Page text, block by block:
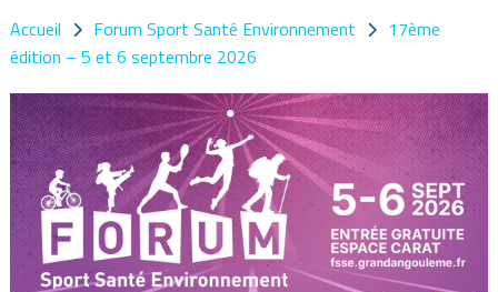
Accueil Forum Sport Santé Environnement
17ème
édition – 5 et 6 septembre 2026